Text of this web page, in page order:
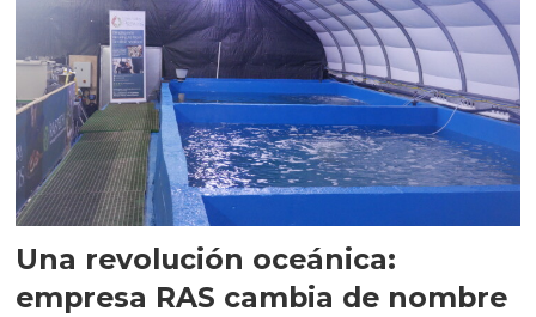
Una revolución oceánica:
empresa RAS cambia de nombre